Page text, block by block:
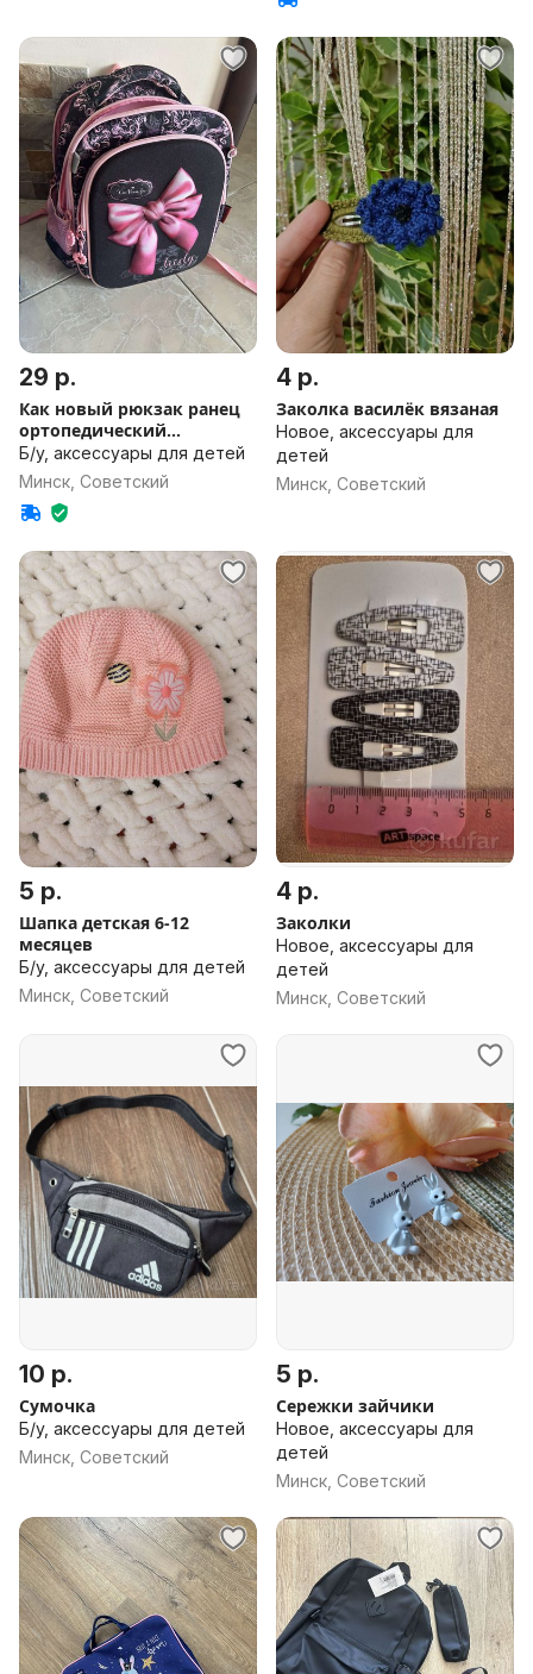
29 р.
Как новый рюкзак ранец
ортопедический
школьный
Б/у, аксессуары для детей
Минск, Советский
4 р.
Заколка василёк вязаная
Новое, аксессуары для
детей
Минск, Советский
5 р.
Шапка детская 6-12
месяцев
Б/у, аксессуары для детей
Минск, Советский
4 р.
Заколки
Новое, аксессуары для
детей
Минск, Советский
10 р.
Сумочка
Б/у, аксессуары для детей
Минск, Советский
5 р.
Сережки зайчики
Новое, аксессуары для
детей
Минск, Советский